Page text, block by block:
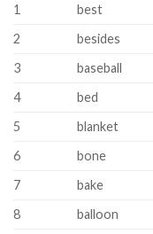
1 best
2
besides
3
baseball
4
bed
5
blanket
6
bone
7
bake
8
balloon